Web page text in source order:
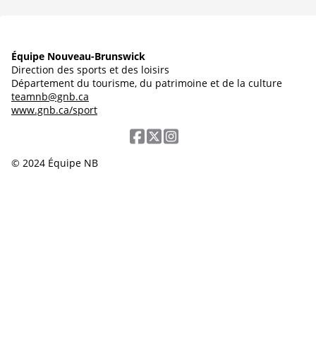
Équipe Nouveau-Brunswick
Direction des sports et des loisirs
Département du tourisme, du patrimoine et de la culture
teamnb@gnb.ca
www.gnb.ca/sport
© 2024 Équipe NB